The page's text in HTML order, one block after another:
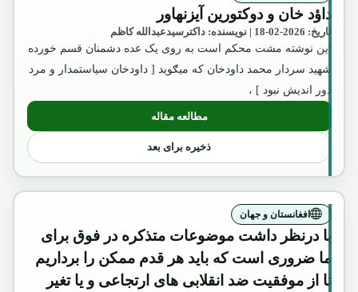
داؤد خان و دوکتورین آیزنهاور
تاریخ: 2026-02-18 | نویسنده: داکترسیدعبدالله کاظم
این نوشته مشت محکم است به روی یک عده دشمنان قسم خورده
شهید سردار محمد داودخان که میګوید [ داودخان سیاستمدار و مرد
دور اندیش نبود ] ،
مطالعه مقاله: داؤد خان و دوکتورین آیزنهاور
ذخیره برای بعد
افغانستان و جهان
با درنظر داشت موضوعات متذکره در فوق برای
ما ضروری است که باید هر قدم ممکن را برداریم
تا از موفقیت ضد انقلابی های ارتجاعی و یا تغیر